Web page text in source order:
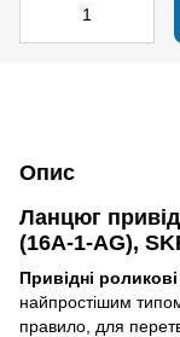
Опис
Ланцюг
(16A-1-AG),
Привідні
найпростішим
правило, для